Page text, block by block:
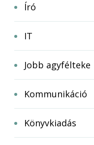
Író
IT
Jobb agyfélteke
Kommunikáció
Könyvkiadás